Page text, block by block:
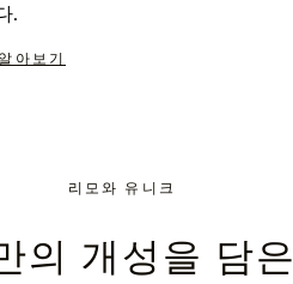
.
아보기
리모와 유니크
의 개성을 담은